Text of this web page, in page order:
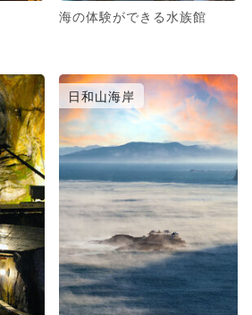
海の体験ができる水族館
日和山海岸